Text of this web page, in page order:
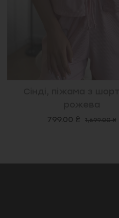
799.00 ₴ 1,699.00 ₴